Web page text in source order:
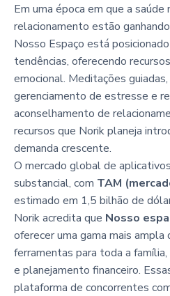
Em uma época em que a
relacionamento estão
Nosso Espaço está
tendências, oferecendo
emocional. Meditações
gerenciamento de estresse e
aconselhamento de
recursos que Norik planeja
demanda crescente.
O mercado global de
substancial, com TAM
estimado em 1,5 bilhão de
Norik acredita que Nosso
oferecer uma gama mais ampla
ferramentas para toda a
e planejamento financeiro.
plataforma de concorrentes